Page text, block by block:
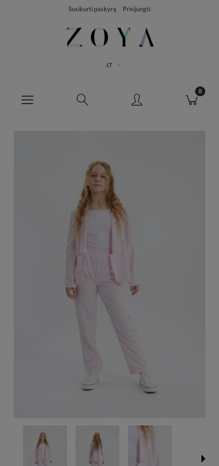
Susikurti paskyrą Prisijungti
LT